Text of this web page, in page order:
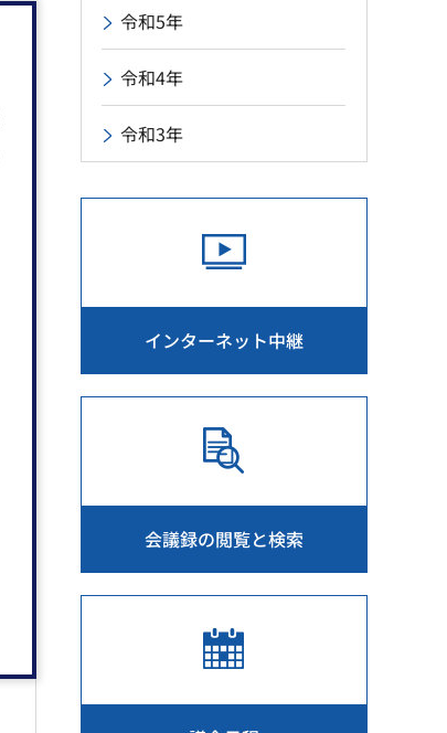
令和5年
令和4年
令和3年
インターネット中継
会議録の閲覧と検索